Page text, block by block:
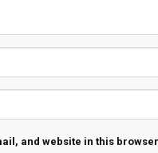
and website in this